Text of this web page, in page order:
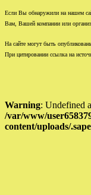
Если Вы обнаружили на нашем
Вам, Вашей компании или
На сайте могут быть
При цитировании ссылка на
Warning: Undefined
/var/www/
content/uploads/